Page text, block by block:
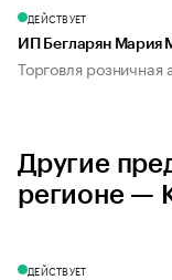
ДЕЙСТВУЕТ
ИП Бегларян Мария
Торговля
Другие
регионе —
ДЕЙСТВУЕТ